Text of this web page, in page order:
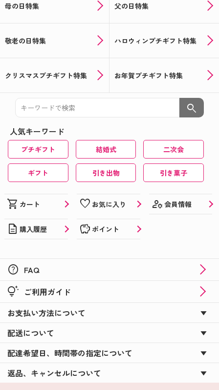
母の日特集 父の日特集
敬老の日特集 ハロウィンプチギフト特集
クリスマスプチギフト特集 お年賀プチギフト特集
search
人気キーワード
プチギフト 結婚式 二次会
ギフト 引き出物 引き菓子
shopping_cart カート favorite お気に入り manage_accounts 会員情報
description 購入履歴 savings ポイント
help FAQ
tips_and_updates ご利用ガイド
お支払い方法について
配送について
配達希望日、時間帯の指定について
返品、キャンセルについて